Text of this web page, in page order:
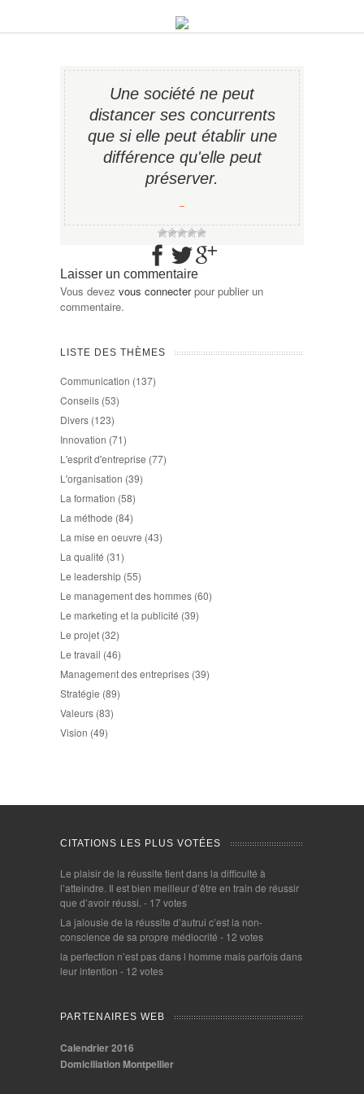
Une société ne peut
distancer ses concurrents
que si elle peut établir une
différence qu'elle peut
préserver.
−
Laisser un commentaire
Vous devez vous connecterpour publier un
commentaire.
LISTE DES THÈMES
Communication (137)
Conseils (53)
Divers (123)
Innovation (71)
L'esprit d'entreprise (77)
L'organisation (39)
La formation (58)
La méthode (84)
La mise en oeuvre (43)
La qualité (31)
Le leadership (55)
Le management des hommes (60)
Le marketing et la publicité (39)
Le projet (32)
Le travail (46)
Management des entreprises (39)
Stratégie (89)
Valeurs (83)
Vision (49)
CITATIONS LES PLUS VOTÉES
Le plaisir de la réussite tient dans la difficulté à
l’atteindre. Il est bien meilleur d’être en train de réussir
que d’avoir réussi. - 17 votes
La jalousie de la réussite d’autrui c’est la non-
conscience de sa propre médiocrité - 12 votes
la perfection n’est pas dans l homme mais parfois dans
leur intention - 12 votes
PARTENAIRES WEB
Calendrier 2016
Domiciliation Montpellier